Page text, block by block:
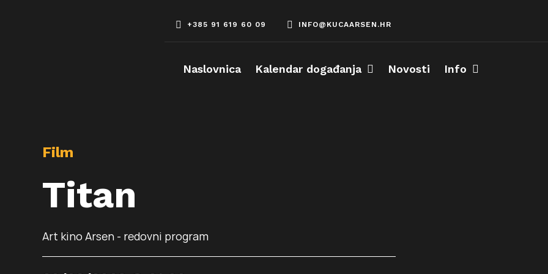
+385 91 619 60 09 INFO@KUCAARSEN.HR
Naslovnica Kalendar događanja Novosti Info
Film
Titan
Art kino Arsen - redovni program